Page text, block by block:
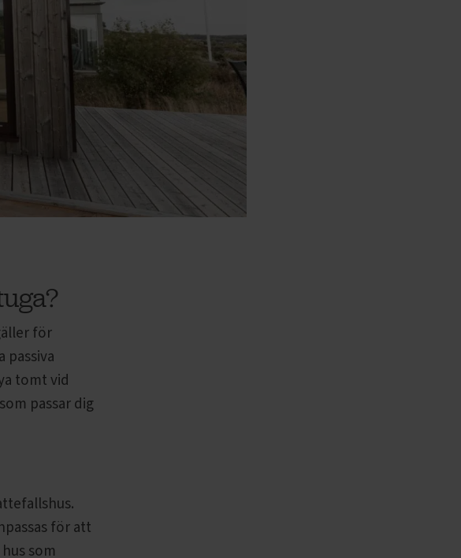
för
tomt vid
passar dig
för att
som